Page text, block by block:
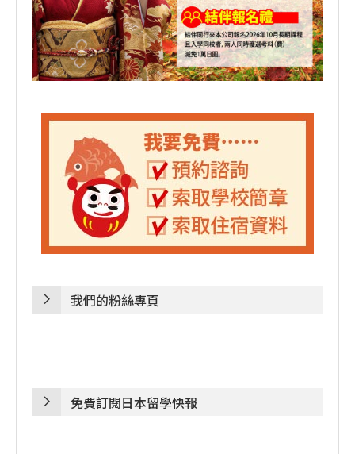
我們的粉絲專頁
免費訂閱日本留學快報